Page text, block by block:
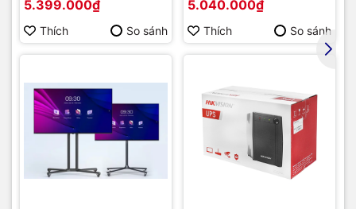
Socket AM4/ VGA
onboard)
5.399.000₫
Thích So sánh
5.040.000₫
Thích So sánh